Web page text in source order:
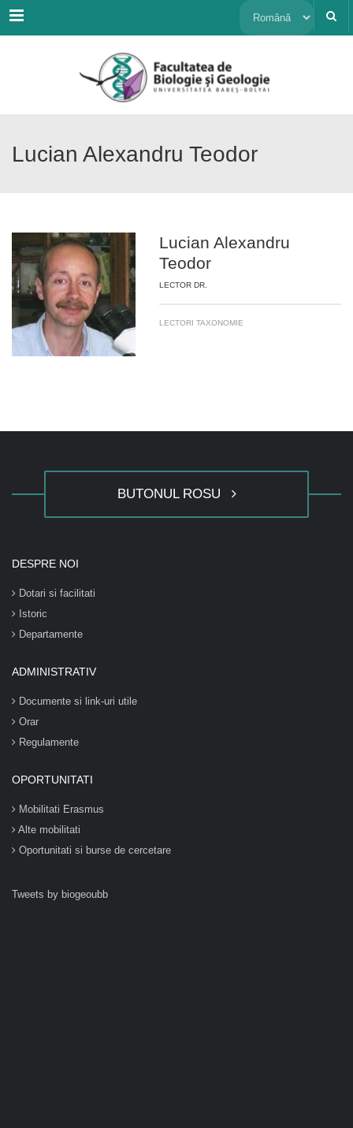
Menu Alege
limbă
Lucian Alexandru Teodor
Lucian Alexandru
Teodor
LECTOR DR.
LECTORI TAXONOMIE
BUTONUL ROSU
DESPRE NOI
Dotari si facilitati
Istoric
Departamente
ADMINISTRATIV
Documente si link-uri utile
Orar
Regulamente
OPORTUNITATI
Mobilitati Erasmus
Alte mobilitati
Oportunitati si burse de cercetare
Tweets by biogeoubb